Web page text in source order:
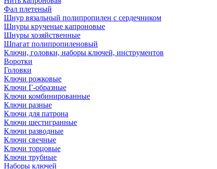
Фал плетеный
Шнур вязальный полипропилен с сердечником
Шнуры крученые капроновые
Шнуры хозяйственные
Шпагат полипропиленовый
Ключи, головки, наборы ключей, инструментов
Воротки
Головки
Ключи рожковые
Ключи Г-образные
Ключи комбинированные
Ключи разные
Ключи для патрона
Ключи шестигранные
Ключи разводные
Ключи свечные
Ключи торцовые
Ключи трубные
Наборы ключей